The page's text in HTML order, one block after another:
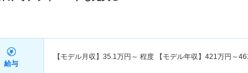
給与
【モデル月収】 35.1万円～ 程度 【モデル年収】 421万円～